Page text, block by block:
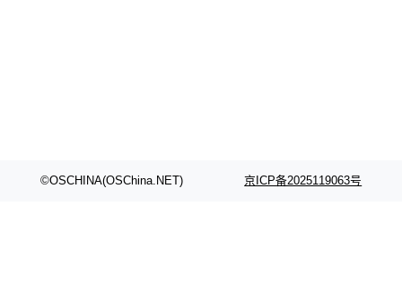
©OSCHINA(OSChina.NET) 京ICP备2025119063号